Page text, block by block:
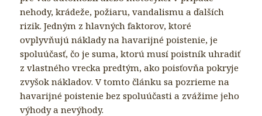
nehody, krádeže, požiaru, vandalismu a ďalších
rizik. Jedným z hlavných faktorov, ktoré
ovplyvňujú náklady na havarijné poistenie, je
spoluúčasť, čo je suma, ktorú musí poistník uhradiť
z vlastného vrecka predtým, ako poisťovňa pokryje
zvyšok nákladov. V tomto článku sa pozrieme na
havarijné poistenie bez spoluúčasti a zvážime jeho
výhody a nevýhody.